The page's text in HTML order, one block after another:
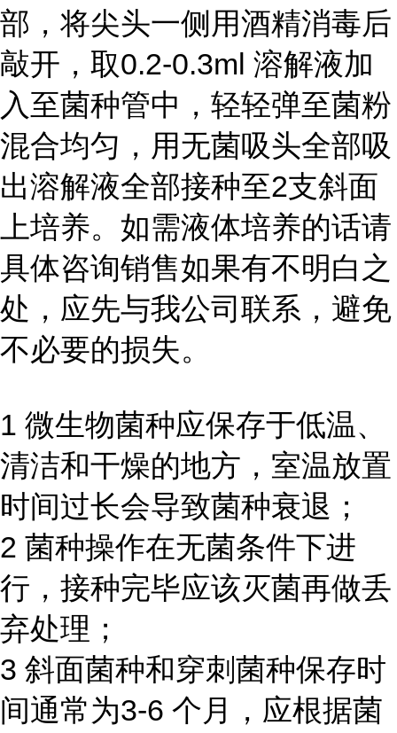
部，将尖头一侧用酒精消毒后
敲开，取0.2-0.3ml 溶解液加
入至菌种管中，轻轻弹至菌粉
混合均匀，用无菌吸头全部吸
出溶解液全部接种至2支斜面
上培养。如需液体培养的话请
具体咨询销售如果有不明白之
处，应先与我公司联系，避免
不必要的损失。
1 微生物菌种应保存于低温、
清洁和干燥的地方，室温放置
时间过长会导致菌种衰退；
2 菌种操作在无菌条件下进
行，接种完毕应该灭菌再做丢
弃处理；
3 斜面菌种和穿刺菌种保存时
间通常为3-6 个月，应根据菌